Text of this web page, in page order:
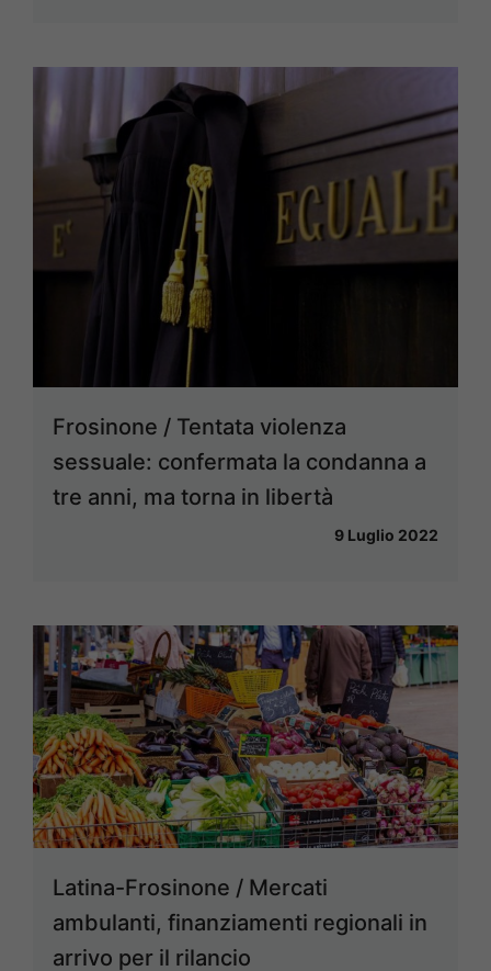
Frosinone / Tentata violenza
sessuale: confermata la condanna a
tre anni, ma torna in libertà
9 Luglio 2022
Latina-Frosinone / Mercati
ambulanti, finanziamenti regionali in
arrivo per il rilancio